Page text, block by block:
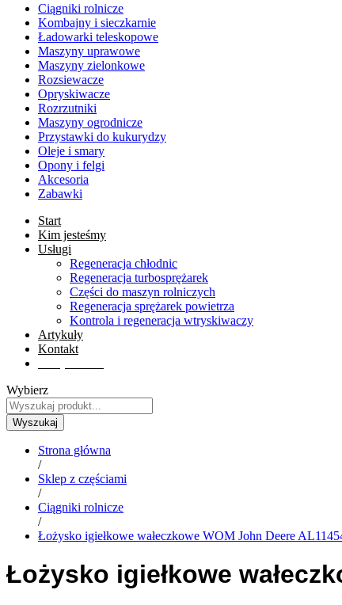
Ciągniki rolnicze
Kombajny i sieczkarnie
Ładowarki teleskopowe
Maszyny uprawowe
Maszyny zielonkowe
Rozsiewacze
Opryskiwacze
Rozrzutniki
Maszyny ogrodnicze
Przystawki do kukurydzy
Oleje i smary
Opony i felgi
Akcesoria
Zabawki
Start
Kim jesteśmy
Usługi
Regeneracja chłodnic
Regeneracja turbosprężarek
Części do maszyn rolniczych
Regeneracja sprężarek powietrza
Kontrola i regeneracja wtryskiwaczy
Artykuły
Kontakt
Wybierz
Wyszukaj
Strona główna
/
Sklep z częściami
/
Ciągniki rolnicze
/
Łożysko igiełkowe wałeczkowe WOM John Deere
Łożysko igiełkowe